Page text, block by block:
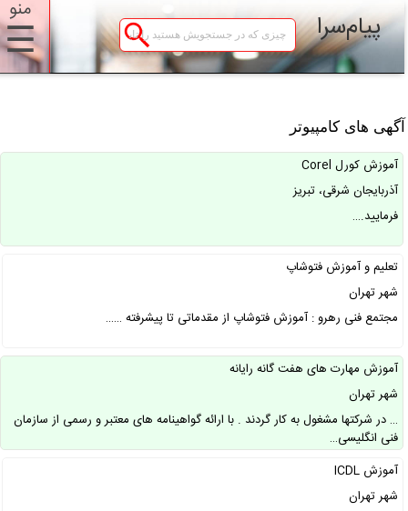
منو
☰ پیام‌سرا
آگهی های کامپیوتر
آموزش کورل Corel
آذربایجان شرقی، تبریز
فرمایید.…
تعلیم و آموزش فتوشاپ
شهر تهران
مجتمع فنی رهرو : آموزش فتوشاپ از مقدماتی تا پیشرفته ……
آموزش مهارت های هفت گانه رایانه
شهر تهران
… در شرکتها مشغول به کار گردند . با ارائه گواهینامه های معتبر و رسمی از سازمان
فنی انگلیسی…
آموزش ICDL
شهر تهران